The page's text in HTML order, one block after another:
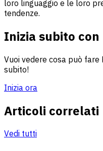
loro linguaggio e le loro
tendenze.
Inizia subito con
Vuoi vedere cosa può fare
subito!
Inizia ora
Articoli correlati
Vedi tutti